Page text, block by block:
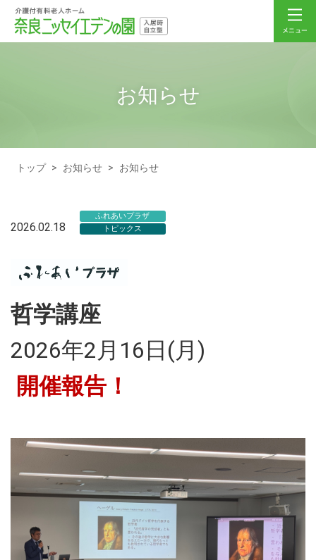
お知らせ
トップ > お知らせ > お知らせ
2026.02.18
ふれあいプラザ
トピックス
哲学講座
2026年2月16日(月)
開催報告！